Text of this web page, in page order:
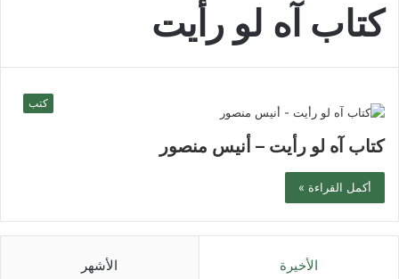
كتاب آه لو رأيت
كتب
كتاب آه لو رأيت – أنيس منصور
أكمل القراءة »
الأخيرة الأشهر